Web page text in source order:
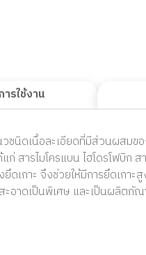
รใช้งาน
วชนิดเนื้อละเอียดที่มีส่วนผสมข
สารไมโครแบน ไฮโดรโฟบิก
ดเกาะ จึงช่วยให้มีการยึดเกา
อาดเป็นพิเศษ และเป็นผลิตภั